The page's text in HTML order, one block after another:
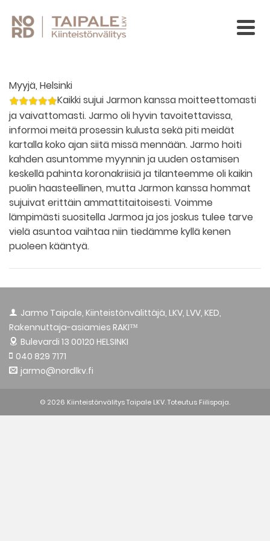
Myyjä, Helsinki
Kaikki sujui Jarmon kanssa moitteettomasti
ja vaivattomasti. Jarmo oli hyvin tavoitettavissa,
informoi meitä prosessin kulusta sekä piti meidät
kartalla koko ajan siitä missä mennään. Jarmo hoiti
kahden asuntomme myynnin ja uuden ostamisen
keskellä pahinta koronakriisiä ja tilanteemme oli kaikin
puolin haasteellinen, mutta Jarmon kanssa hommat
sujuivat erittäin ammattitaitoisesti. Voimme
lämpimästi suositella Jarmoa ja jos joskus tulee tarve
vielä asuntoa vaihtaa niin tiedämme kyllä kenen
puoleen kääntyä.
Jarmo Taipale, Kiinteistönvälittäjä, LKV, LVV, KED,
Rakennuttaja-asiamies RAKI™
Bulevardi 13 00120 HELSINKI
040 829 7171
jarmo@nordlkv.fi
© 2026 Kiinteistönvälitys Taipale LKV. Toteutus Fiilispaja.